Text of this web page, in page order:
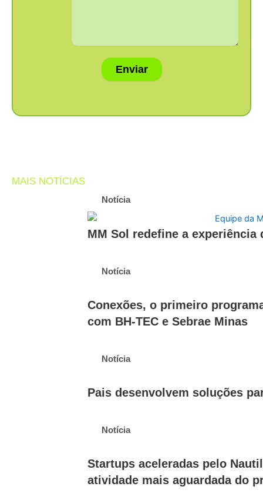
Enviar
MAIS NOTÍCIAS
Notícia
MM Sol redefine a
Notícia
Conexões, o primeiro
com BH-TEC e Sebrae Minas
Notícia
Pais desenvolvem soluções
Notícia
Startups aceleradas pelo
atividade mais aguardada do